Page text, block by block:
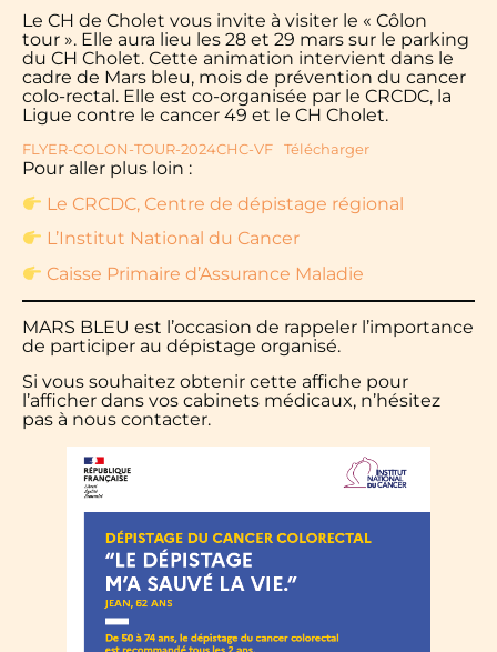
Le CH de Cholet vous invite à visiter le « Côlon
tour ». Elle aura lieu les 28 et 29 mars sur le parking
du CH Cholet. Cette animation intervient dans le
cadre de Mars bleu, mois de prévention du cancer
colo-rectal. Elle est co-organisée par le CRCDC, la
Ligue contre le cancer 49 et le CH Cholet.
FLYER-COLON-TOUR-2024CHC-VF Télécharger
Pour aller plus loin :
Le CRCDC, Centre de dépistage régional
L’Institut National du Cancer
Caisse Primaire d’Assurance Maladie
MARS BLEU est l’occasion de rappeler l’importance
de participer au dépistage organisé.
Si vous souhaitez obtenir cette affiche pour
l’afficher dans vos cabinets médicaux, n’hésitez
pas à nous contacter.